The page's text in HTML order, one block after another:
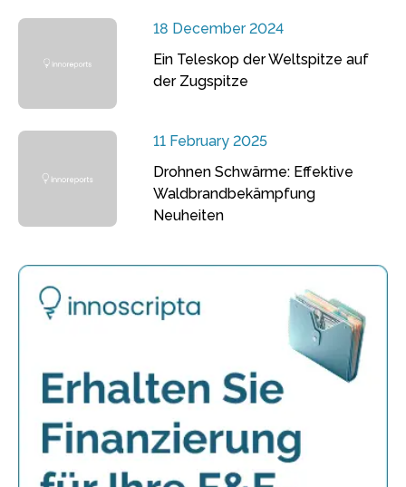
18 December 2024
Ein Teleskop der Weltspitze auf
der Zugspitze
11 February 2025
Drohnen Schwärme: Effektive
Waldbrandbekämpfung
Neuheiten